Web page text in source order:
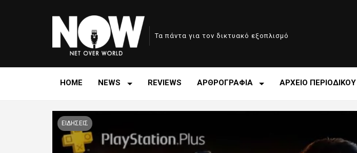
Τα πάντα για τον δικτυακό εξοπλισμό
HOME NEWS REVIEWS ΑΡΘΡΟΓΡΑΦΙΑ ΑΡΧΕΙΟ ΠΕΡΙΟΔΙΚΟΥ
ΕΙΔΗΣΕΙΣ